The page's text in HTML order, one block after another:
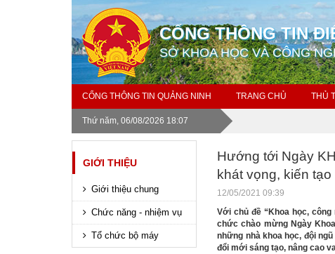
CỔNG THÔNG TIN
SỞ KHOA HỌC VÀ CÔNG
CỔNG THÔNG TIN QUẢNG NINH TRANG CHỦ THỦ
Thứ năm, 06/08/2026 18:07
GIỚI THIỆU
Giới thiệu chung
Chức năng - nhiệm vụ
Tổ chức bộ máy
Hướng tới Ngày
khát vọng, kiến
12/05/2021 09:39
Với chủ đề “Khoa học,
chức chào mừng Ngày
những nhà khoa học, đội
đổi mới sáng tạo, nâng cao